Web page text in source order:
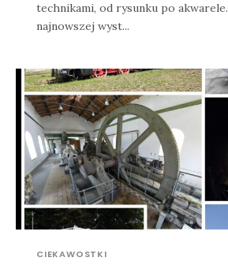
technikami, od rysunku po akwarele. „W mojej
najnowszej wyst...
CIEKAWOSTKI